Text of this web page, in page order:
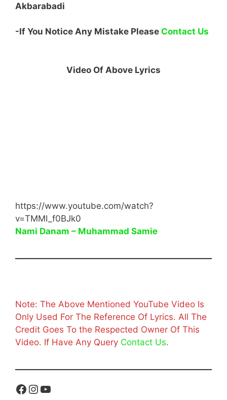
Akbarabadi
-If You Notice Any Mistake Please Contact Us
Video Of Above Lyrics
https://www.youtube.com/watch?
v=TMMI_f0BJk0
Nami Danam – Muhammad Samie
Note: The Above Mentioned YouTube Video Is
Only Used For The Reference Of Lyrics. All The
Credit Goes To the Respected Owner Of This
Video. If Have Any Query Contact Us.
Facebook
Instagram
YouTube